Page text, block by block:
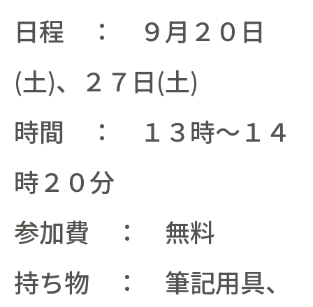
日程 ： ９月２０日
(土)、２７日(土)
時間 ： １３時～１４
時２０分
参加費 ： 無料
持ち物 ： 筆記用具、